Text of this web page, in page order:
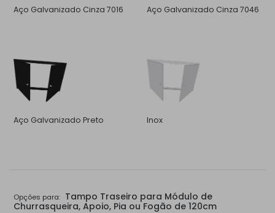
Aço Galvanizado Cinza 7016 Aço Galvanizado Cinza 7046
Aço Galvanizado Preto Inox
Opções para: Tampo Traseiro para Módulo de
Churrasqueira, Apoio, Pia ou Fogão de 120cm